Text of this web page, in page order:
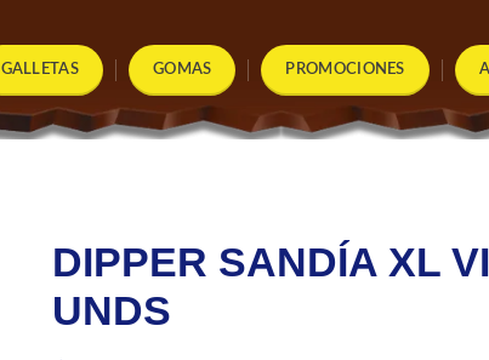
GALLETAS GOMAS PROMOCIONES
DIPPER SANDÍA XL
UNDS